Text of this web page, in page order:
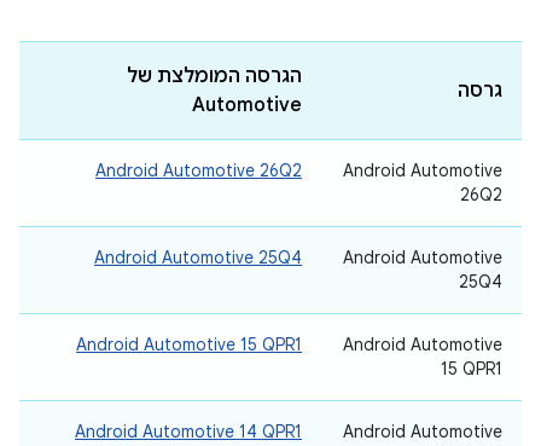
גרסה
הגרסה המומלצת של
Automotive
‫Android Automotive
26Q2
Android Automotive 26Q2
‫Android Automotive
25Q4
Android Automotive 25Q4
‫Android Automotive
15 QPR1
Android Automotive 15 QPR1
‫Android Automotive
Android Automotive 14 QPR1